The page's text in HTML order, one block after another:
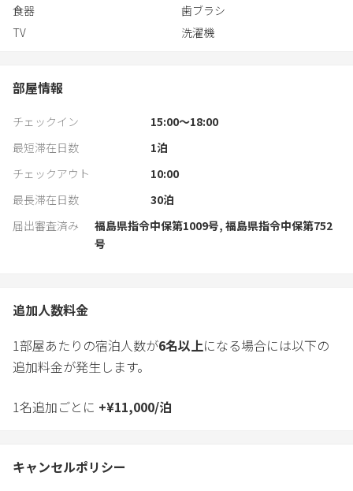
都心を離れ、大自然に囲まれ、ゆったりとした時間を過ごせま
す。
食器
歯ブラシ
TV
洗濯機
部屋情報
チェックイン
15:00〜18:00
最短滞在日数
1泊
チェックアウト
10:00
最長滞在日数
30泊
届出審査済み
福島県指令中保第1009号, 福島県指令中保第752
号
追加人数料金
1部屋あたりの宿泊人数が6名以上になる場合には以下の
追加料金が発生します。
1名追加ごとに +¥11,000/泊
キャンセルポリシー